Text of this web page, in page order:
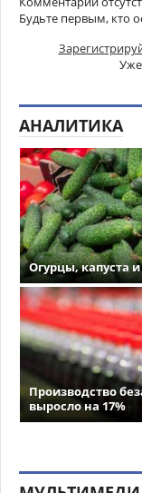
Будьте первым, кто
АНАЛИТИКА
Огурцы, капуста
Производство
выросло на 17%